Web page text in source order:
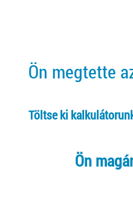
Ön megtette
Töltse ki
Ön